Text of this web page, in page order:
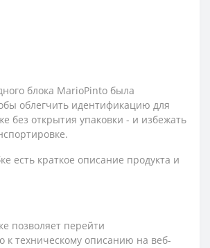
блока MarioPinto была
облегчить идентификацию для
без открытия упаковки - и избежать
есть краткое описание продукта и
позволяет перейти
к техническому описанию на веб-